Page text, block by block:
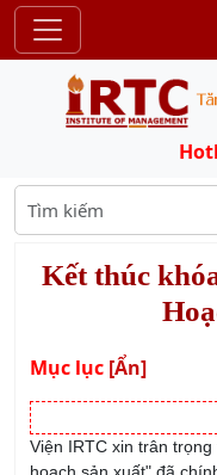
Kết thúc
Mục lục [Ẩn]
Viện IRTC xin trân